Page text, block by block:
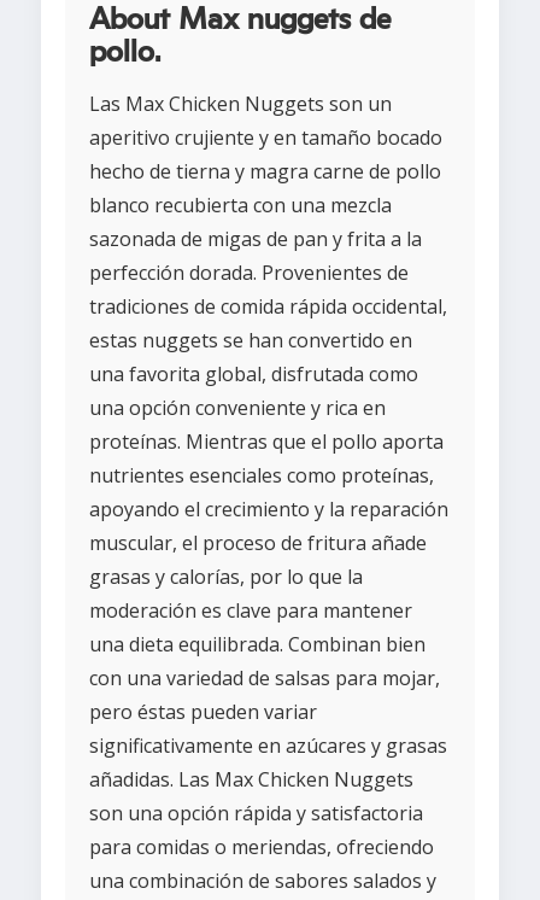
About Max nuggets de
pollo.
Las Max Chicken Nuggets son un
aperitivo crujiente y en tamaño bocado
hecho de tierna y magra carne de pollo
blanco recubierta con una mezcla
sazonada de migas de pan y frita a la
perfección dorada. Provenientes de
tradiciones de comida rápida occidental,
estas nuggets se han convertido en
una favorita global, disfrutada como
una opción conveniente y rica en
proteínas. Mientras que el pollo aporta
nutrientes esenciales como proteínas,
apoyando el crecimiento y la reparación
muscular, el proceso de fritura añade
grasas y calorías, por lo que la
moderación es clave para mantener
una dieta equilibrada. Combinan bien
con una variedad de salsas para mojar,
pero éstas pueden variar
significativamente en azúcares y grasas
añadidas. Las Max Chicken Nuggets
son una opción rápida y satisfactoria
para comidas o meriendas, ofreciendo
una combinación de sabores salados y